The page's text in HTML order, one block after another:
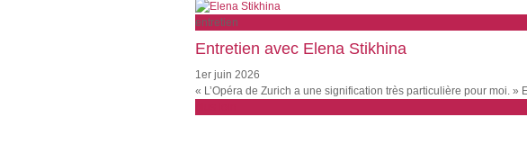
entretien
Entretien avec Elena Stikhina
1er juin 2026
« L’Opéra de Zurich a une signification très particulière pour moi. »